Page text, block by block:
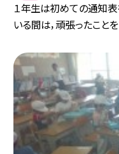
１年生は初めての通知表
いる間は，頑張ったこと